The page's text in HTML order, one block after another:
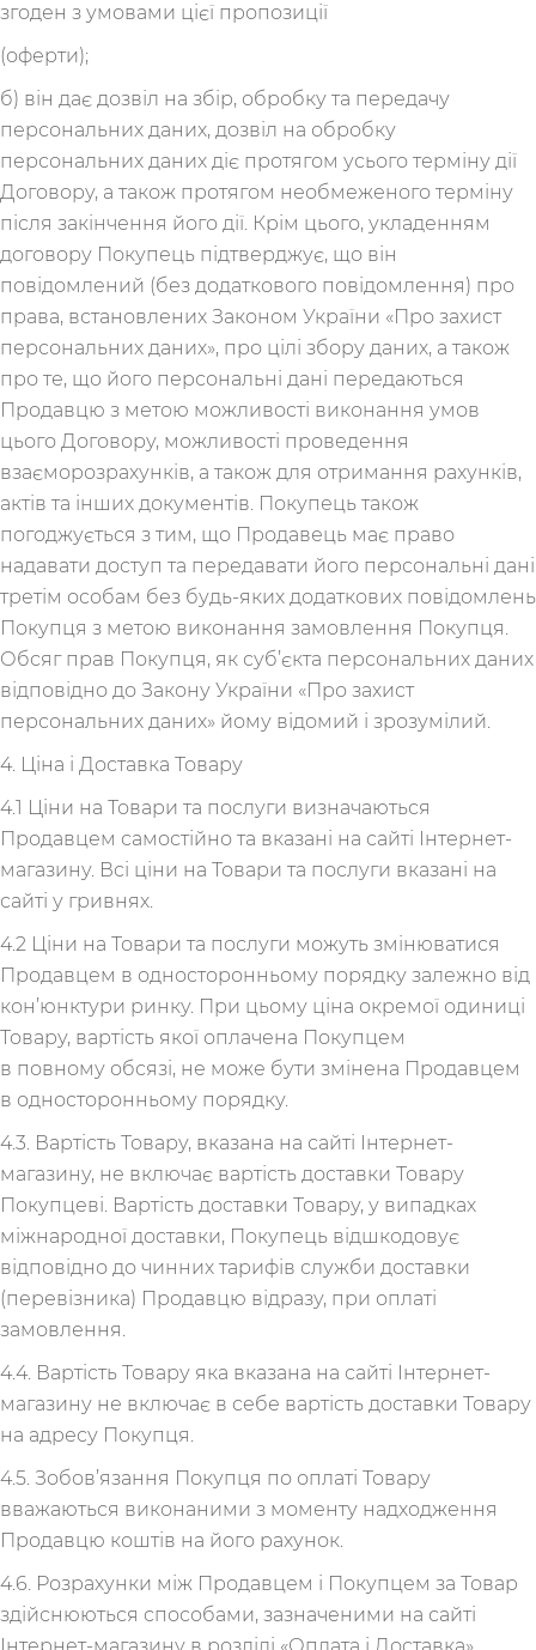
згоден з умовами цієї пропозиції
(оферти);
б) він дає дозвіл на збір, обробку та передачу
персональних даних, дозвіл на обробку
персональних даних діє протягом усього терміну дії
Договору, а також протягом необмеженого терміну
після закінчення його дії. Крім цього, укладенням
договору Покупець підтверджує, що він
повідомлений (без додаткового повідомлення) про
права, встановлених Законом України «Про захист
персональних даних», про цілі збору даних, а також
про те, що його персональні дані передаються
Продавцю з метою можливості виконання умов
цього Договору, можливості проведення
взаєморозрахунків, а також для отримання рахунків,
актів та інших документів. Покупець також
погоджується з тим, що Продавець має право
надавати доступ та передавати його персональні дані
третім особам без будь-яких додаткових повідомлень
Покупця з метою виконання замовлення Покупця.
Обсяг прав Покупця, як суб’єкта персональних даних
відповідно до Закону України «Про захист
персональних даних» йому відомий і зрозумілий.
4. Ціна і Доставка Товару
4.1 Ціни на Товари та послуги визначаються
Продавцем самостійно та вказані на сайті Інтернет-
магазину. Всі ціни на Товари та послуги вказані на
сайті у гривнях.
4.2 Ціни на Товари та послуги можуть змінюватися
Продавцем в односторонньому порядку залежно від
кон’юнктури ринку. При цьому ціна окремої одиниці
Товару, вартість якої оплачена Покупцем
в повному обсязі, не може бути змінена Продавцем
в односторонньому порядку.
4.3. Вартість Товару, вказана на сайті Інтернет-
магазину, не включає вартість доставки Товару
Покупцеві. Вартість доставки Товару, у випадках
міжнародної доставки, Покупець відшкодовує
відповідно до чинних тарифів служби доставки
(перевізника) Продавцю відразу, при оплаті
замовлення.
4.4. Вартість Товару яка вказана на сайті Інтернет-
магазину не включає в себе вартість доставки Товару
на адресу Покупця.
4.5. Зобов’язання Покупця по оплаті Товару
вважаються виконаними з моменту надходження
Продавцю коштів на його рахунок.
4.6. Розрахунки між Продавцем і Покупцем за Товар
здійснюються способами, зазначеними на сайті